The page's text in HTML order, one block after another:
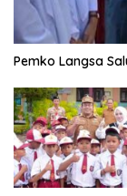
Pemko Langsa